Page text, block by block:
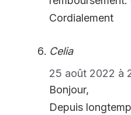
Cordialement
Celia
25 août 2022 à
Bonjour,
Depuis